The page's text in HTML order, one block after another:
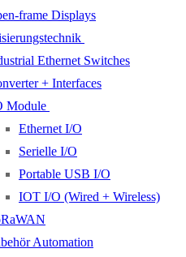
frame Displays
Ethernet Switches
+ Interfaces
Module
Ethernet I/O
Serielle I/O
Portable USB I/O
IOT I/O (Wired + Wireless)
Automation